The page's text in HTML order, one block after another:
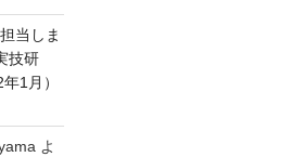
当しま
技研
1月）
よ